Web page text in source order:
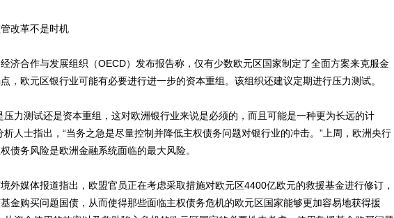
革不是时机
合作与发展组织（OECD）发布报告称，仅有少数欧元区国家制定了全面方案来克服金
，欧元区银行业可能有必要进行进一步的资本重组。该组织还建议定期进行压力测试。
力测试还是资本重组，这对欧洲银行业来说是必须的，而且可能是一种更为长远的计
析人士指出，“当务之急是尽量控制并降低主权债务问题对银行业的冲击。”上周，欧洲央行
债务风险是欧洲金融系统面临的最大风险。
媒体报道指出，欧盟官员正在考虑采取措施对欧元区4400亿欧元的救援基金进行修订，
金购买问题国债，从而使得那些面临主权债务危机的欧元区国家能够更加容易地获得援